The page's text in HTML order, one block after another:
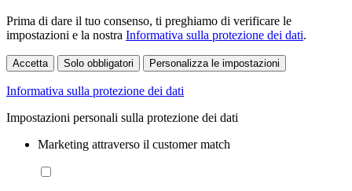
Prima di dare il tuo consenso, ti preghiamo di verificare le
impostazioni e la nostra Informativa sulla protezione dei dati.
Accetta Solo obbligatori Personalizza le impostazioni
Informativa sulla protezione dei dati
Impostazioni personali sulla protezione dei dati
Marketing attraverso il customer match